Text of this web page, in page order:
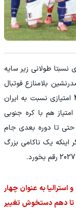
نسبتا طولانی زیر سایه
بلامنازع فوتبال
ایران در رنکینگ فیفا لقب بگیرد، حالا با اختلاف 41 امتیازی نسبت به ایران
کاملا دور از دسترس به نظر می‌رسد. این تیم 70 امتیاز هم با کره جنوبی
حتی تا دوره بعدی جام
اینکه یک ناکامی بزرگ
به عنوان چهار
تا دهم دستخوش تغییر